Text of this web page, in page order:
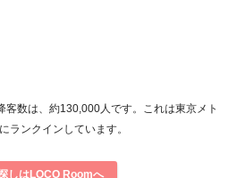
客数は、約130,000人です。これは東京メト
ランクインしています。
しはLOCO Roomへ